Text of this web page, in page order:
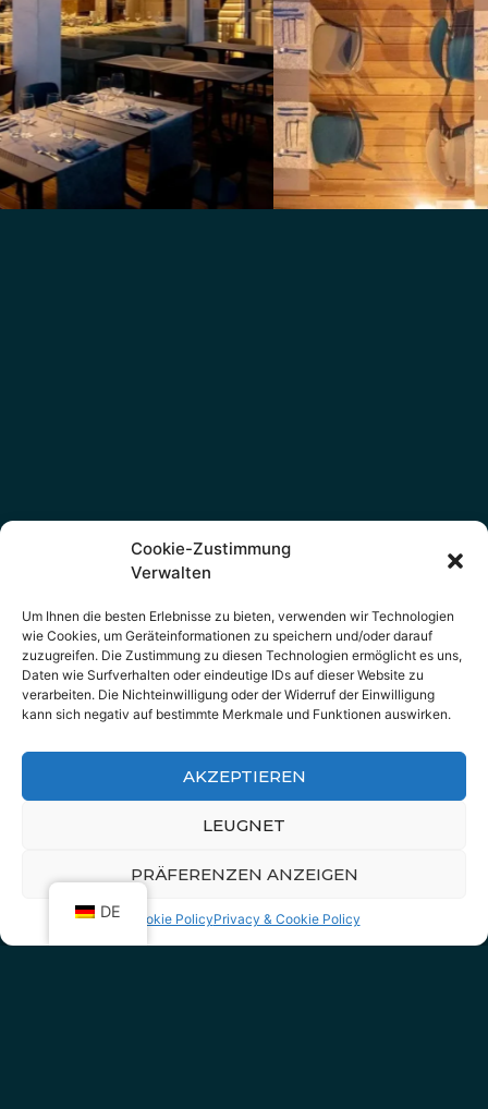
Cookie-Zustimmung
Verwalten
Um Ihnen die besten Erlebnisse zu bieten, verwenden wir Technologien
wie Cookies, um Geräteinformationen zu speichern und/oder darauf
zuzugreifen. Die Zustimmung zu diesen Technologien ermöglicht es uns,
Daten wie Surfverhalten oder eindeutige IDs auf dieser Website zu
verarbeiten. Die Nichteinwilligung oder der Widerruf der Einwilligung
kann sich negativ auf bestimmte Merkmale und Funktionen auswirken.
AKZEPTIEREN
LEUGNET
PRÄFERENZEN ANZEIGEN
Cookie PolicyPrivacy & Cookie Policy
DE